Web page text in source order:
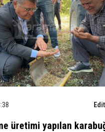
üretimi yapılan